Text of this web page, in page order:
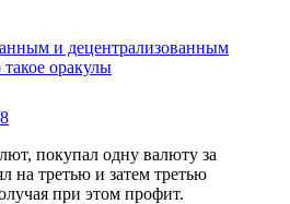
и децентрализованным
оракулы
покупал одну валюту за
на третью и затем третью
при этом профит.